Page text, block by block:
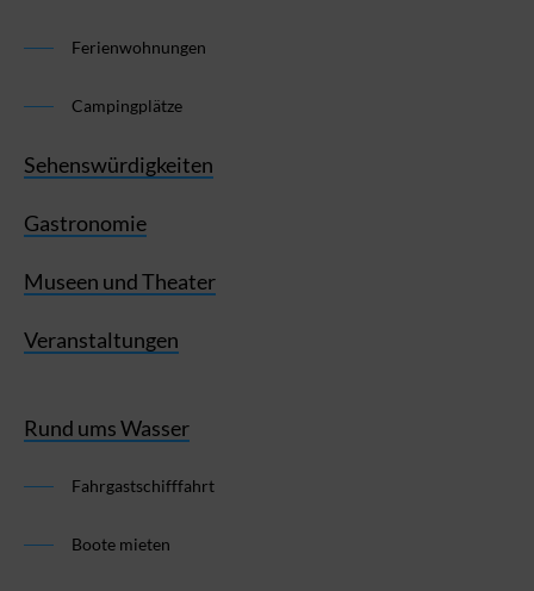
Ferienwohnungen
Campingplätze
Sehenswürdigkeiten
Gastronomie
Museen und Theater
Veranstaltungen
Rund ums Wasser
Fahrgastschifffahrt
Boote mieten